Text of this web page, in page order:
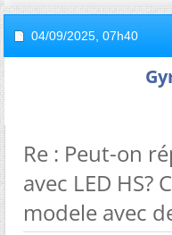
04/09/2025, 07h40
Re : Peut-on
avec LED HS?
modele avec